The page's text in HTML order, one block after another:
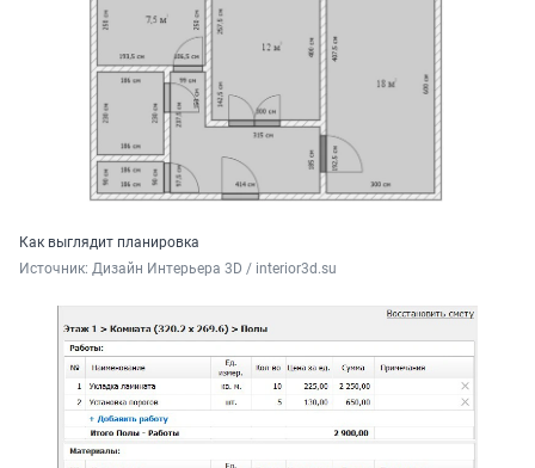
Как выглядит планировка
Источник: Дизайн Интерьера 3D / interior3d.su